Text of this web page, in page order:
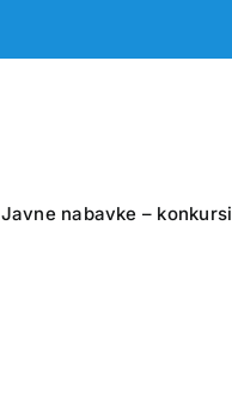
Javne nabavke – konkursi